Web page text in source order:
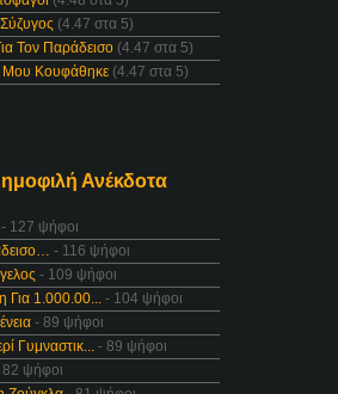
(4.47 στα 5)
Τον Παράδεισο (4.47 στα 5)
Μου Κουφάθηκε (4.47 στα 5)
Ανέκδοτα
- 127 ψήφοι
- 116 ψήφοι
- 109 ψήφοι
Για 1.000.00... - 104 ψήφοι
- 89 ψήφοι
Γυμναστικ... - 89 ψήφοι
82 ψήφοι